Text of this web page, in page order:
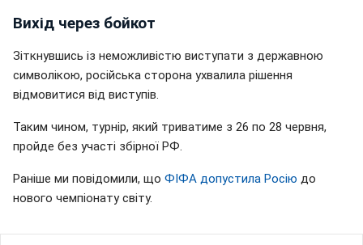
Вихід через бойкот
Зіткнувшись із неможливістю виступати з державною
символікою, російська сторона ухвалила рішення
відмовитися від виступів.
Таким чином, турнір, який триватиме з 26 по 28 червня,
пройде без участі збірної РФ.
Раніше ми повідомили, що ФІФА допустила Росію до
нового чемпіонату світу.